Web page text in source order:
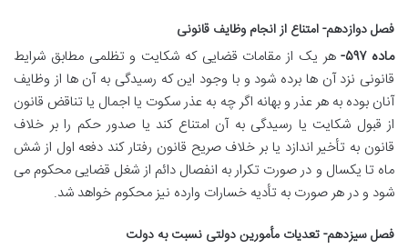
فصل دوازدهم- امتناع از انجام وظایف قانونی
ماده ۵۹۷-
هر یک از مقامات قضایی که شکایت و تظلمی مطابق شرایط
قانونی نزد آن ها برده شود و با وجود این که رسیدگی به آن ها از وظایف
آنان بوده به هر عذر و بهانه اگر چه به عذر سکوت یا اجمال یا تناقض قانون
از قبول شکایت یا رسیدگی به آن امتناع کند یا صدور حکم را بر خلاف
قانون به تأخیر اندازد یا بر خلاف صریح قانون رفتار کند دفعه اول از شش
ماه تا یکسال و در صورت تکرار به انفصال دائم از شغل قضایی محکوم می
شود و در هر صورت به تأدیه خسارات وارده نیز محکوم خواهد شد.
فصل سیزدهم- تعدیات مأمورین دولتی نسبت به دولت